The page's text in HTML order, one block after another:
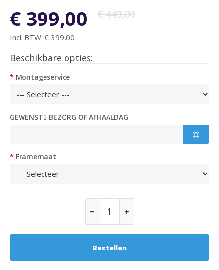
€ 399,00 € 449,00
Incl. BTW: € 399,00
Beschikbare opties:
Montageservice
GEWENSTE BEZORG OF AFHAALDAG
Framemaat